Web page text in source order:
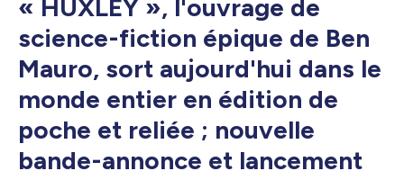
« HUXLEY », l'ouvrage de
science-fiction épique de Ben
Mauro, sort aujourd'hui dans le
monde entier en édition de
poche et reliée ; nouvelle
bande-annonce et lancement